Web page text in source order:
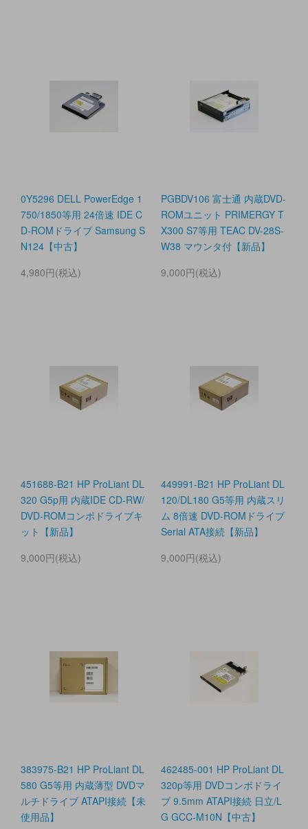
0Y5296 DELL PowerEdge 1
750/1850等用 24倍速 IDE C
D-ROMドライブ Samsung S
N124【中古】
4,980円(税込)
PGBDV106 富士通 内蔵DVD-
ROMユニット PRIMERGY T
X300 S7等用 TEAC DV-28S-
W38 マウンタ付【新品】
9,000円(税込)
451688-B21 HP ProLiant DL
320 G5p用 内蔵IDE CD-RW/
DVD-ROMコンボドライブキ
ット【新品】
9,000円(税込)
449991-B21 HP ProLiant DL
120/DL180 G5等用 内蔵スリ
ム 8倍速 DVD-ROMドライブ
Serial ATA接続【新品】
9,000円(税込)
383975-B21 HP ProLiant DL
580 G5等用 内蔵薄型 DVDマ
ルチドライブ ATAPI接続【未
使用品】
462485-001 HP ProLiant DL
320p等用 DVDコンボドライ
ブ 9.5mm ATAPI接続 日立/L
G GCC-M10N【中古】